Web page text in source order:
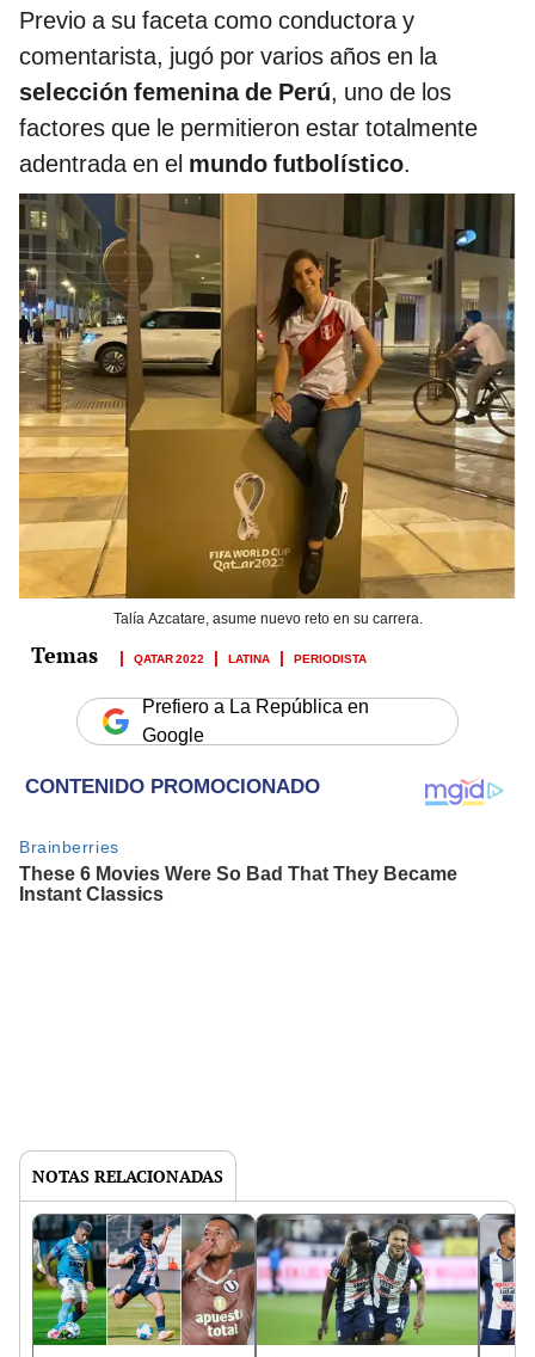
Previo a su faceta como conductora y
comentarista, jugó por varios años en la
selección femenina de Perú, uno de los
factores que le permitieron estar totalmente
adentrada en el mundo futbolístico.
Talía Azcatare, asume nuevo reto en su carrera.
QATAR 2022 LATINA PERIODISTA
Prefiero a La República en
Google
NOTAS RELACIONADAS